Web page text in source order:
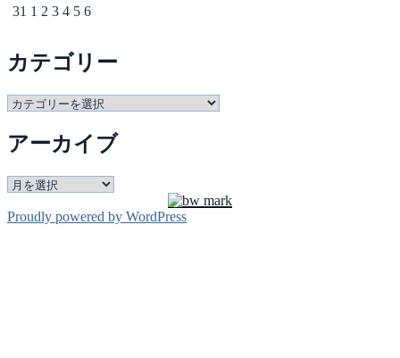
31 1 2 3 4 5 6
カテゴリー
カ
ゴ
ー
アーカイブ
ア
カ
Proudly powered by WordPress